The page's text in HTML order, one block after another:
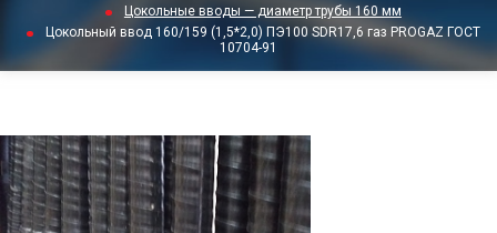
Цокольные вводы — диаметр трубы 160 мм
Цокольный ввод 160/159 (1,5*2,0) ПЭ100 SDR17,6 газ PROGAZ ГОСТ
10704-91